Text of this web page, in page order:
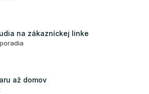
na zákazníckej linke
až domov